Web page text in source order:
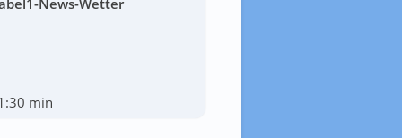
News-Wetter
min